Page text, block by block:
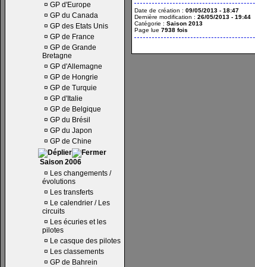
¤ GP d'Europe
¤ GP du Canada
¤ GP des Etats Unis
¤ GP de France
¤ GP de Grande
Bretagne
¤ GP d'Allemagne
¤ GP de Hongrie
¤ GP de Turquie
¤ GP d'Italie
¤ GP de Belgique
¤ GP du Brésil
¤ GP du Japon
¤ GP de Chine
Saison 2006
¤ Les changements /
évolutions
¤ Les transferts
¤ Le calendrier / Les
circuits
¤ Les écuries et les
pilotes
¤ Le casque des pilotes
¤ Les classements
¤ GP de Bahrein
Date de création : 09/05/2013 - 18:47
Dernière modification : 26/05/2013 - 19:44
Catégorie : Saison 2013
Page lue 7938 fois